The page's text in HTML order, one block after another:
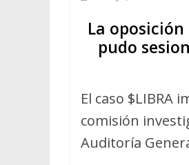
La
pudo
El caso $LIBRA
comisión
Auditoría